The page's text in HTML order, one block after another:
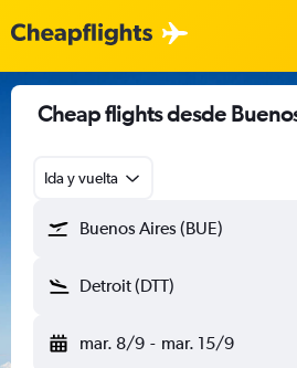
Cheap flights desde
Ida y vuelta
Buenos Aires (BUE)
Detroit (DTT)
mar. 8/9 - mar. 15/9